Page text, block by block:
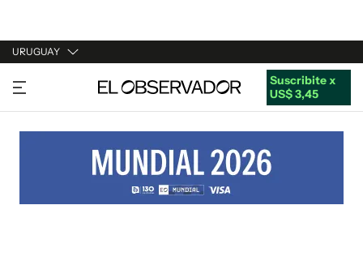
URUGUAY
URUGUAY
ARGENTINA
ESTADOS UNIDOS
Suscribite x
US$ 3,45